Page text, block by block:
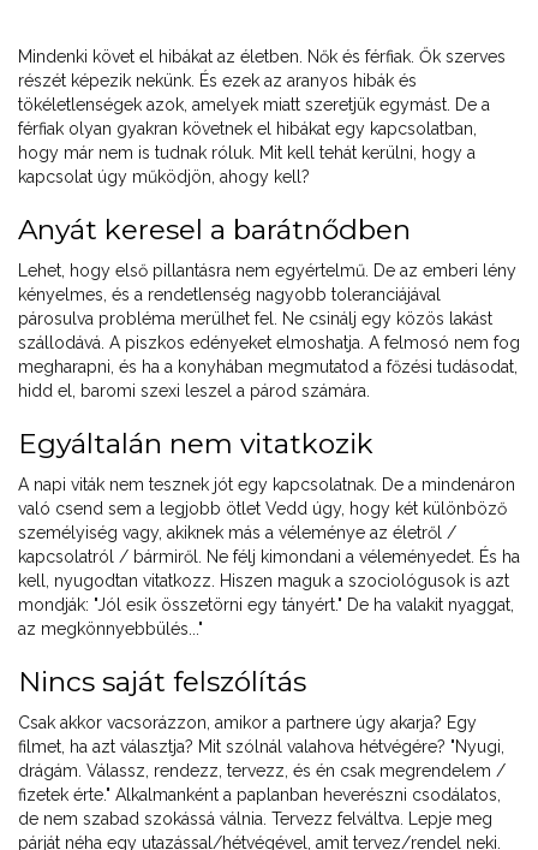
Mindenki követ el hibákat az életben. Nők és férfiak. Ők szerves
részét képezik nekünk. És ezek az aranyos hibák és
tökéletlenségek azok, amelyek miatt szeretjük egymást. De a
férfiak olyan gyakran követnek el hibákat egy kapcsolatban,
hogy már nem is tudnak róluk. Mit kell tehát kerülni, hogy a
kapcsolat úgy működjön, ahogy kell?
Anyát keresel a barátnődben
Lehet, hogy első pillantásra nem egyértelmű. De az emberi lény
kényelmes, és a rendetlenség nagyobb toleranciájával
párosulva probléma merülhet fel. Ne csinálj egy közös lakást
szállodává. A piszkos edényeket elmoshatja. A felmosó nem fog
megharapni, és ha a konyhában megmutatod a főzési tudásodat,
hidd el, baromi szexi leszel a párod számára.
Egyáltalán nem vitatkozik
A napi viták nem tesznek jót egy kapcsolatnak. De a mindenáron
való csend sem a legjobb ötlet Vedd úgy, hogy két különböző
személyiség vagy, akiknek más a véleménye az életről /
kapcsolatról / bármiről. Ne félj kimondani a véleményedet. És ha
kell, nyugodtan vitatkozz. Hiszen maguk a szociológusok is azt
mondják: "Jól esik összetörni egy tányért." De ha valakit nyaggat,
az megkönnyebbülés..."
Nincs saját felszólítás
Csak akkor vacsorázzon, amikor a partnere úgy akarja? Egy
filmet, ha azt választja? Mit szólnál valahova hétvégére? "Nyugi,
drágám. Válassz, rendezz, tervezz, és én csak megrendelem /
fizetek érte." Alkalmanként a paplanban heverészni csodálatos,
de nem szabad szokássá válnia. Tervezz felváltva. Lepje meg
párját néha egy utazással/hétvégével, amit tervez/rendel neki.